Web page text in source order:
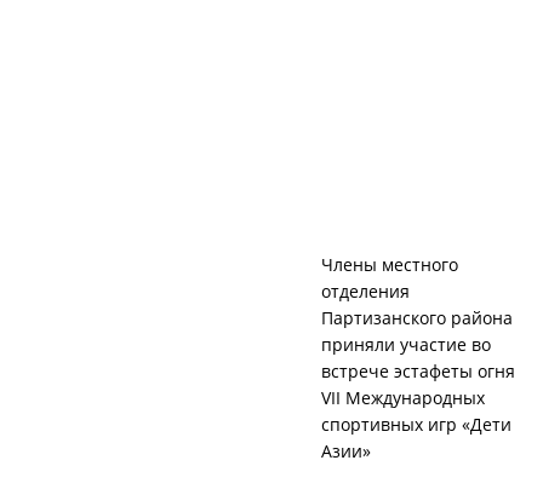
Члены местного
отделения
Партизанского района
приняли участие во
встрече эстафеты огня
VII Международных
спортивных игр «Дети
Азии»